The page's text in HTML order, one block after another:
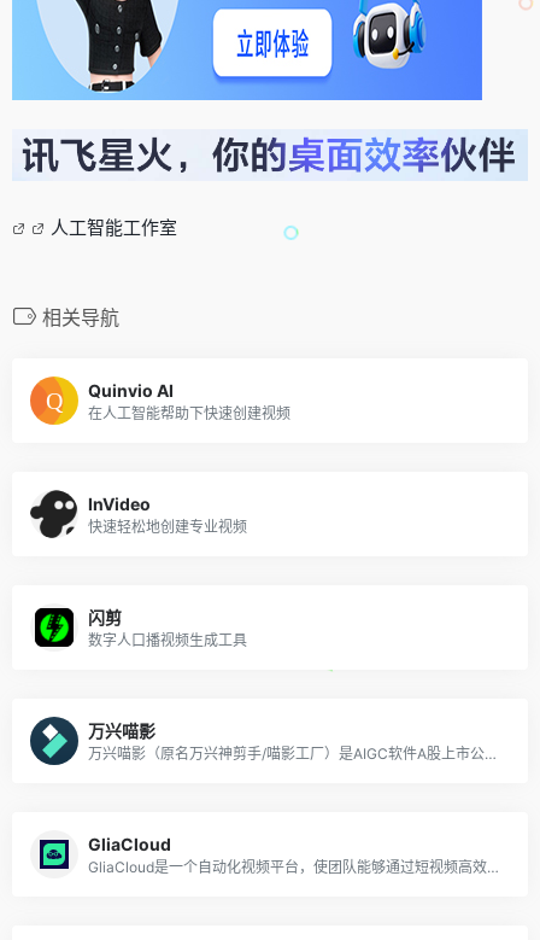
人工智能工作室
相关导航
Quinvio AI
在人工智能帮助下快速创建视频
InVideo
快速轻松地创建专业视频
闪剪
数字人口播视频生成工具
万兴喵影
万兴喵影（原名万兴神剪手/喵影工厂）是AIGC软件A股上市公司万兴科技旗下的一款风靡全球的国产视频剪辑神器，同时支持Windows、macOS、Android以
GliaCloud
GliaCloud是一个自动化视频平台，使团队能够通过短视频高效地创建和分发内容。